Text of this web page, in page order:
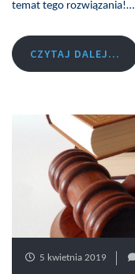
temat tego rozwiązania!…
CZYTAJ DALEJ...
5 kwietnia 2019